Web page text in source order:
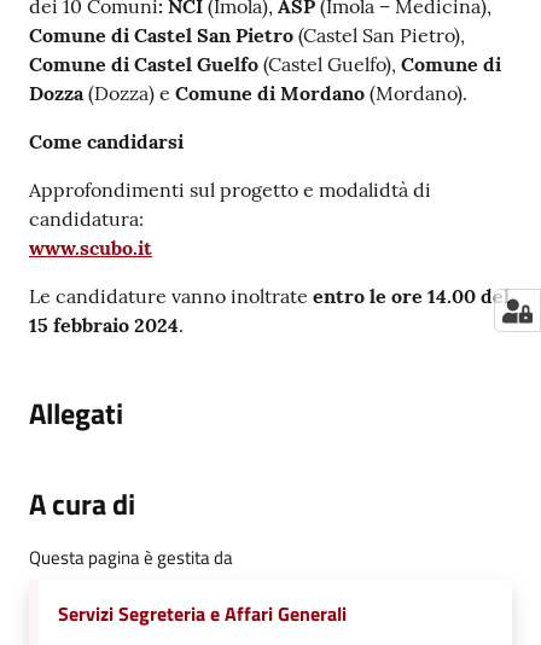
dei 10 Comuni: NCI (Imola), ASP (Imola – Medicina),
Comune di Castel San Pietro (Castel San Pietro),
Comune di Castel Guelfo (Castel Guelfo), Comune di
Dozza(Dozza) e Comune di Mordano (Mordano).
Come candidarsi
Approfondimenti sul progetto e modalidtà di
candidatura:
www.scubo.it
Le candidature vanno inoltrate entro le ore 14.00 del
15 febbraio 2024.
Allegati
A cura di
Questa pagina è gestita da
Servizi Segreteria e Affari Generali